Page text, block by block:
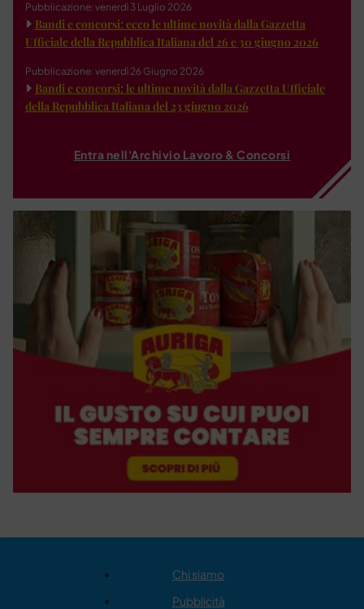
Pubblicazione: venerdì 3 Luglio 2026
Bandi e concorsi: ecco le ultime novità dalla Gazzetta
Ufficiale della Repubblica Italiana del 26 e 30 giugno 2026
Pubblicazione: venerdì 26 Giugno 2026
Bandi e concorsi: le ultime novità dalla Gazzetta Ufficiale
della Repubblica Italiana del 23 giugno 2026
Entra nell'Archivio Lavoro & Concorsi
Chi siamo
Pubblicità